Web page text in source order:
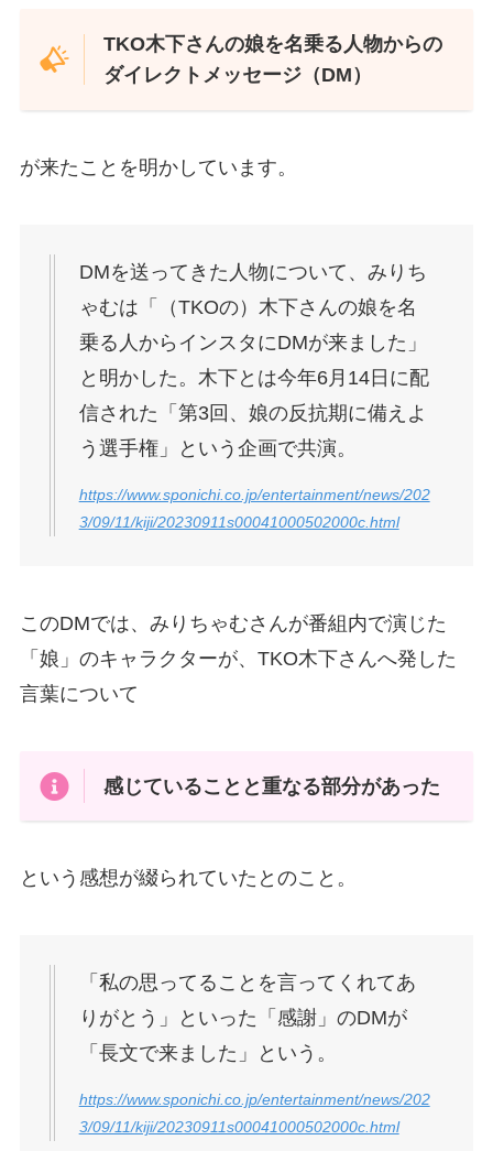
TKO木下さんの娘を名乗る人物からの
ダイレクトメッセージ（DM）
が来たことを明かしています。
DMを送ってきた人物について、みりち
ゃむは「（TKOの）木下さんの娘を名
乗る人からインスタにDMが来ました」
と明かした。木下とは今年6月14日に配
信された「第3回、娘の反抗期に備えよ
う選手権」という企画で共演。
https://www.sponichi.co.jp/entertainment/news/202
3/09/11/kiji/20230911s00041000502000c.html
このDMでは、みりちゃむさんが番組内で演じた
「娘」のキャラクターが、TKO木下さんへ発した
言葉について
感じていることと重なる部分があった
という感想が綴られていたとのこと。
「私の思ってることを言ってくれてあ
りがとう」といった「感謝」のDMが
「長文で来ました」という。
https://www.sponichi.co.jp/entertainment/news/202
3/09/11/kiji/20230911s00041000502000c.html